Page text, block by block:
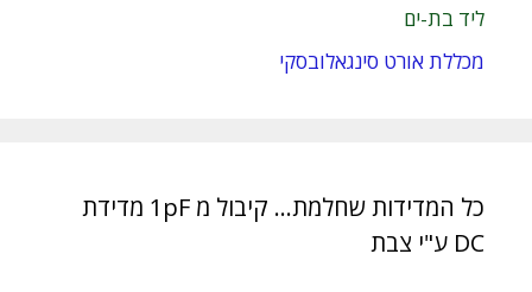
ליד בת-ים
מכללת אורט סינגאלובסקי
כל המדידות שחלמת… קיבול מ 1pF מדידת
DC ע"י צבת